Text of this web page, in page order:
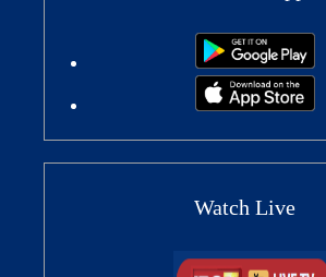
Watch Live